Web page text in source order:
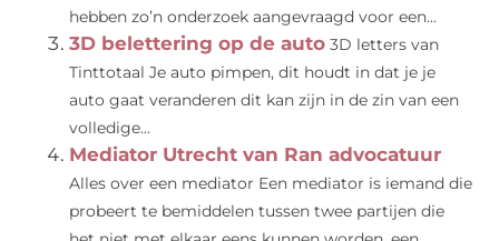
hebben zo’n onderzoek aangevraagd voor een...
3D belettering op de auto 3D letters van
Tinttotaal Je auto pimpen, dit houdt in dat je je
auto gaat veranderen dit kan zijn in de zin van een
volledige...
Mediator Utrecht van Ran advocatuur
Alles over een mediator Een mediator is iemand die
probeert te bemiddelen tussen twee partijen die